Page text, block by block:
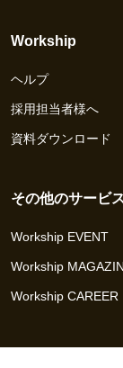
Workship
ヘルプ
採用担当者様へ
資料ダウンロード
その他のサービ
Workship EVENT
Workship
Workship CAREER